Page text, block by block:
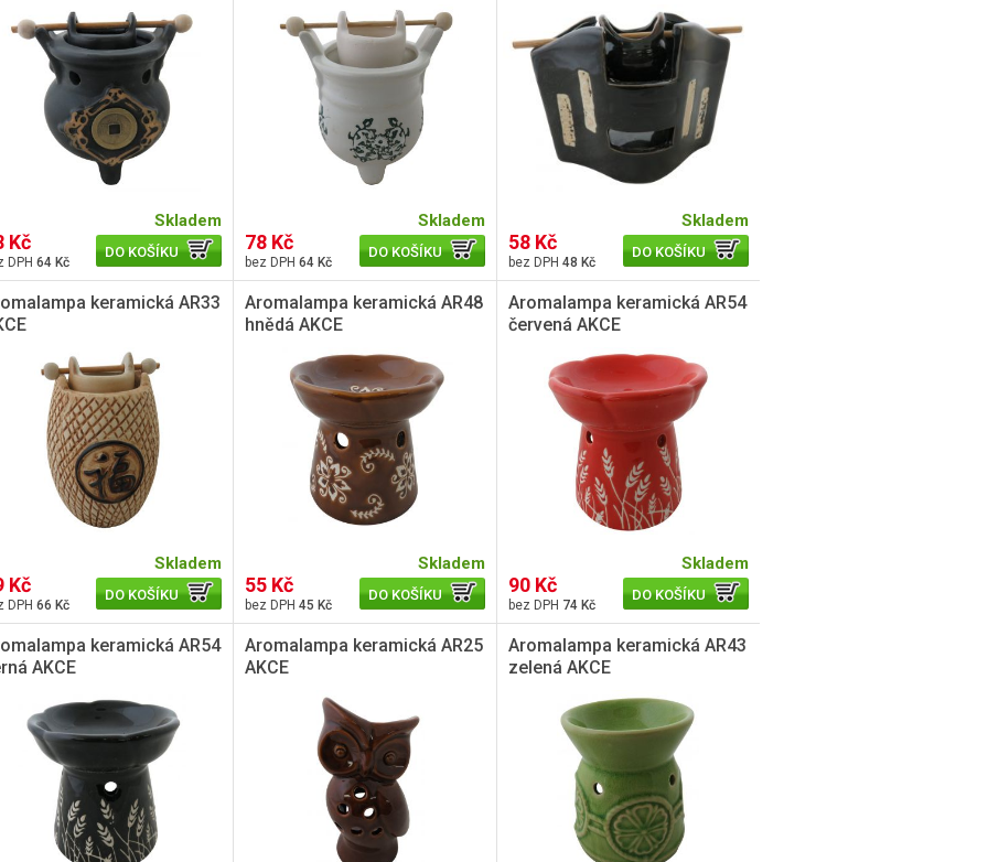
Kč
64 Kč
Skladem
DO KOŠÍKU 78 Kč
64 Kč
Skladem
DO KOŠÍKU 58 Kč
48 Kč
Skladem
DO KOŠÍKU
keramická AR33
Kč
66 Kč
Skladem
DO KOŠÍKU
Aromalampa keramická AR48
hnědá AKCE
55 Kč
45 Kč
Skladem
DO KOŠÍKU
Aromalampa keramická AR54
červená AKCE
90 Kč
74 Kč
Skladem
DO KOŠÍKU
keramická AR54
AKCE
Aromalampa keramická AR25
AKCE
Aromalampa keramická AR43
zelená AKCE